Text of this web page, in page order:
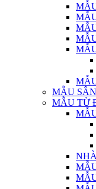
MẪU
MẪU TỪ